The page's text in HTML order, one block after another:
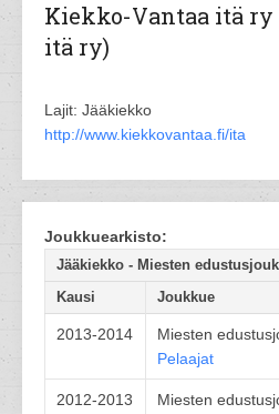
Kiekko-Vantaa itä
itä ry)
Lajit: Jääkiekko
http://www.kiekkovantaa.fi/ita
Joukkuearkisto:
Jääkiekko - Miesten
Kausi
Joukkue
2013-2014
Miesten
Pelaajat
2012-2013
Miesten